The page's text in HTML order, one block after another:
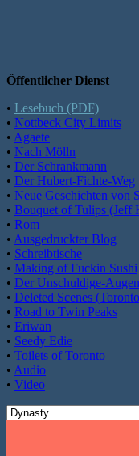
Öffentlicher Dienst
• Lesebuch (PDF)
• Nottbeck City Limits
• Agaete
• Nach Mölln
• Der Schrankmann
• Der Hubert-Fichte-Weg
• Neue Geschichten von
• Bouquet of Tulips (Jeff
• Rom
• Ausgedruckter Blog
• Schreibtische
• Making of Fuckin Sushi
• Der Unschuldige-
• Deleted Scenes
• Road to Twin Peaks
• Eriwan
• Seedy Edie
• Toilets of Toronto
• Audio
• Video